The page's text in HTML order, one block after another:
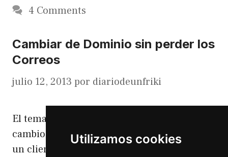
Utilizamos cookies
4 Comments
Cambiar de Dominio sin perder los
Correos
julio 12, 2013 por diariodeunfriki
El tema es que he tenido que gestionar el
cambio de dominio a un hosting diferente de
un cliente. Y el problema venia en que no